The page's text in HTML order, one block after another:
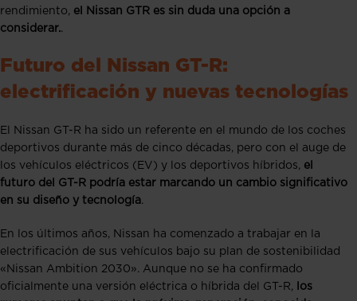
rendimiento, el Nissan GTR es sin duda una opción a
considerar..
Futuro del Nissan GT-R:
electrificación y nuevas tecnologías
El Nissan GT-R ha sido un referente en el mundo de los coches
deportivos durante más de cinco décadas, pero con el auge de
los vehículos eléctricos (EV) y los deportivos híbridos, el
futuro del GT-R podría estar marcando un cambio significativo
en su diseño y tecnología.
En los últimos años, Nissan ha comenzado a trabajar en la
electrificación de sus vehículos bajo su plan de sostenibilidad
«Nissan Ambition 2030». Aunque no se ha confirmado
oficialmente una versión eléctrica o híbrida del GT-R,
los